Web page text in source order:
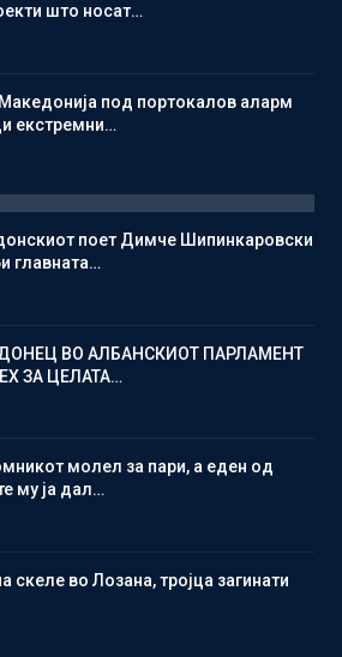
што носат…
под портокалов аларм
екстремни…
поет Димче Шипинкаровски
главната…
ВО АЛБАНСКИОТ ПАРЛАМЕНТ
ЗА ЦЕЛАТА…
молел за пари, а еден од
му ја дал…
скеле во Лозана, тројца загинати